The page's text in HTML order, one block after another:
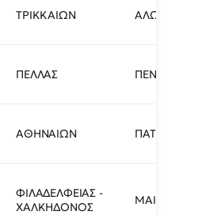
ΤΡΙΚΚΑΙΩΝ ΑΛΩΝΙΑ
ΠΕΛΛΑΣ
ΑΘΗΝΑΙΩΝ ΠΑΤΜΟΥ 11-
ΦΙΛΑΔΕΛΦΕΙΑΣ -
ΧΑΛΚΗΔΟΝΟΣ
ΜΑΙΑΝΔΡΟΥ